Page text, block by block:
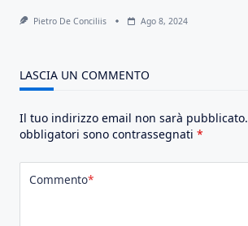
Pietro De Conciliis Ago 8, 2024
LASCIA UN COMMENTO
Il tuo indirizzo email non sarà pubblicato.
obbligatori sono contrassegnati *
Commento*